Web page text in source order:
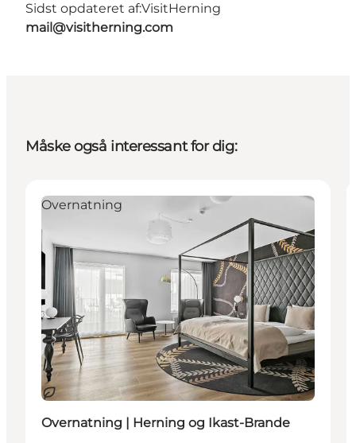
Sidst opdateret af:VisitHerning
mail@visitherning.com
Måske også interessant for dig:
Bæredygtige oplevelser
Overnatning
Overnatning | Herning og Ikast-Brande